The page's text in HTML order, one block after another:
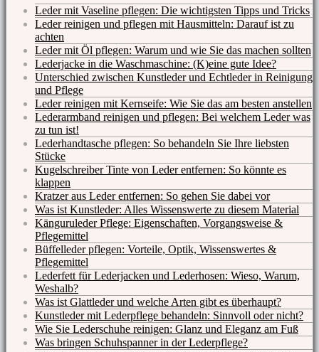
Leder mit Vaseline pflegen: Die wichtigsten Tipps und Tricks
Leder reinigen und pflegen mit Hausmitteln: Darauf ist zu
achten
Leder mit Öl pflegen: Warum und wie Sie das machen sollten
Lederjacke in die Waschmaschine: (K)eine gute Idee?
Unterschied zwischen Kunstleder und Echtleder in Reinigung
und Pflege
Leder reinigen mit Kernseife: Wie Sie das am besten anstellen
Lederarmband reinigen und pflegen: Bei welchem Leder was
zu tun ist!
Lederhandtasche pflegen: So behandeln Sie Ihre liebsten
Stücke
Kugelschreiber Tinte von Leder entfernen: So könnte es
klappen
Kratzer aus Leder entfernen: So gehen Sie dabei vor
Was ist Kunstleder: Alles Wissenswerte zu diesem Material
Känguruleder Pflege: Eigenschaften, Vorgangsweise &
Pflegemittel
Büffelleder pflegen: Vorteile, Optik, Wissenswertes &
Pflegemittel
Lederfett für Lederjacken und Lederhosen: Wieso, Warum,
Weshalb?
Was ist Glattleder und welche Arten gibt es überhaupt?
Kunstleder mit Lederpflege behandeln: Sinnvoll oder nicht?
Wie Sie Lederschuhe reinigen: Glanz und Eleganz am Fuß
Was bringen Schuhspanner in der Lederpflege?